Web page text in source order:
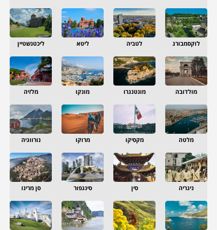
לוקסמבורג לטביה ליטא ליכטנשטיין
מולדובה מונטנגרו מונקו מלזיה
מלטה מקסיקו מרוקו נורווגיה
ניגריה סין סינגפור סן מרינו